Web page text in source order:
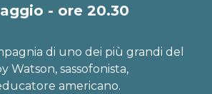
- ore 20.30
di uno dei più grandi del
Watson, sassofonista,
americano.